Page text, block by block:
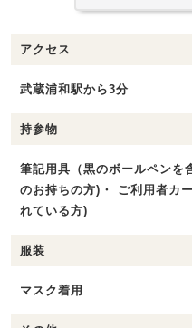
アクセス
武蔵浦和駅から3分
持参物
筆記用具（黒のボールペンを
のお持ちの方)・ ご利用者カ
れている方)
服装
マスク着用